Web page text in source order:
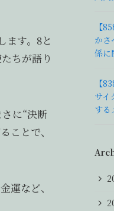
ます。8と
ちが語り
に“決断
ことで、
運など、
【
かさ
係に
【
サイ
する